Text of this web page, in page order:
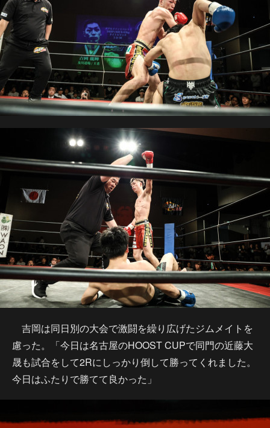
吉岡は同日別の大会で激闘を繰り広げたジムメイトを
慮った。「今日は名古屋のHOOST CUPで同門の近藤大
晟も試合をして2Rにしっかり倒して勝ってくれました。
今日はふたりで勝てて良かった」